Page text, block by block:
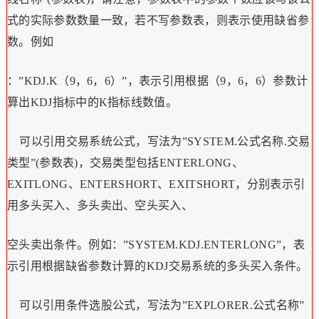
式的实际参数数量一致，若不写参数表，则表示使用缺省参
数。例如
：”KDJ.K（9，6，6）”，表示引用根据（9，6，6）参数计
算出KDJ指标中的K指标线数值。
可以引用交易系统公式，写法为”SYSTEM.公式名称.交易
类型”(参数表)，交易类型包括ENTERLONG、
EXITLONG、ENTERSHORT、EXITSHORT，分别表示引
用多头买入、多头卖出、空头买入、
空头卖出条件。例如：”SYSTEM.KDJ.ENTERLONG”，表
示引用根据缺省参数计算的KDJ交易系统的多头买入条件。
可以引用条件选股公式，写法为”EXPLORER.公式名称”